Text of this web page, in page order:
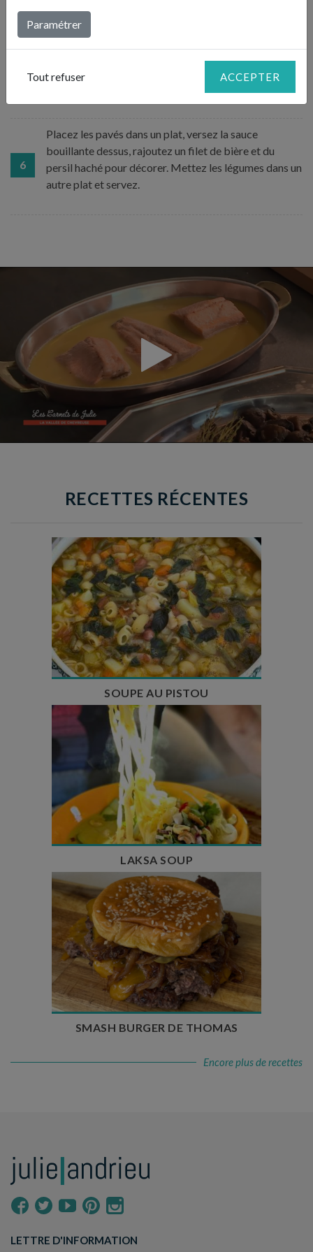
5
de la faire chauffer. Comptez une minute à partir de
l’ébullition. Incorporez 100 g de beurre bien froid en
morceaux et mélangez au fouet. Ajoutez la crème
fleurette, portez à ébullition, assaisonnez et ajoutez
6
Placez les pavés dans un plat, versez la sauce
bouillante dessus, rajoutez un filet de bière et du
persil haché pour décorer. Mettez les légumes dans un
autre plat et servez.
RECETTES RÉCENTES
Temps de préparation : 35 min
Temps de cuisson : 1h15
Nombre de couverts : 8
SOUPE AU PISTOU
Temps de préparation : 40 min
Temps de cuisson : 25 min
Nombre de couverts : 4
LAKSA SOUP
Temps de préparation : 20 min
Temps de cuisson : 5 à 10 min
Nombre de couverts : 4
SMASH BURGER DE THOMAS
Encore plus de recettes
LETTRE D'INFORMATION
Paramétrer
Tout refuser ACCEPTER